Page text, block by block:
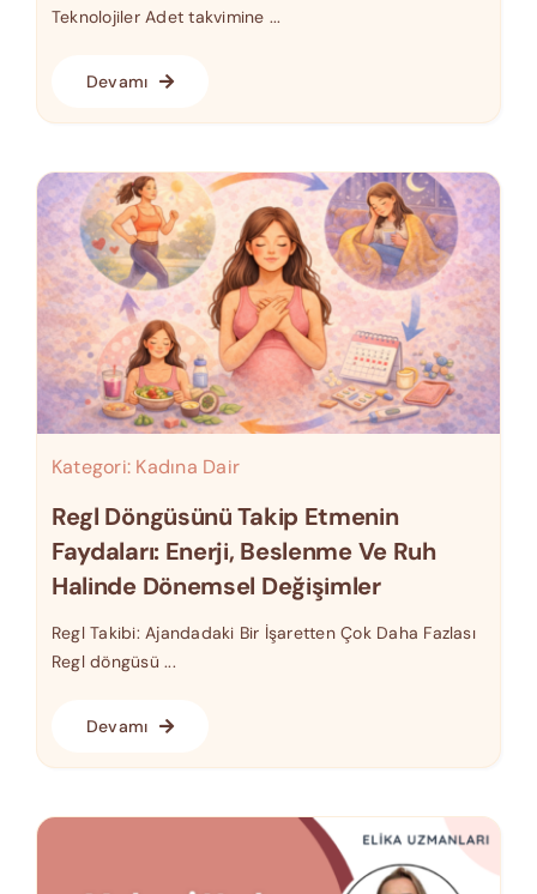
Teknolojiler Adet takvimine ...
Devamı
Kategori: Kadına Dair
Regl Döngüsünü Takip Etmenin
Faydaları: Enerji, Beslenme Ve Ruh
Halinde Dönemsel Değişimler
Regl Takibi: Ajandadaki Bir İşaretten Çok Daha Fazlası
Regl döngüsü ...
Devamı